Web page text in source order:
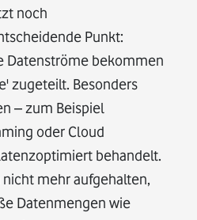
noch
Punkt:
Datenströme bekommen
zugeteilt. Besonders
– zum Beispiel
oder Cloud
behandelt.
mehr aufgehalten,
Datenmengen wie